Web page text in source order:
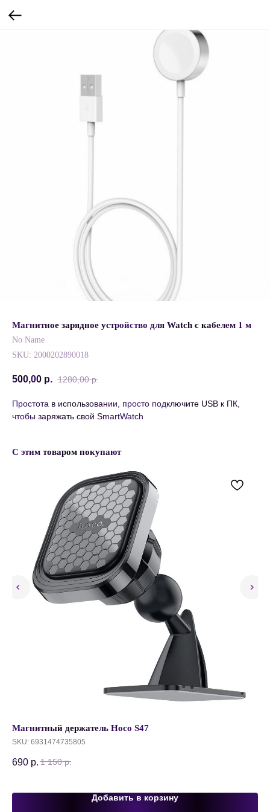
Магнитное зарядное устройство для Watch c кабелем 1 м
No Name
SKU: 2000202890018
500,00 р. 1280,00 р.
Простота в использовании, просто подключите USB к ПК,
чтобы заряжать свой SmartWatch
С этим товаром покупают
Магнитный держатель Hoco S47
SKU: 6931474735805
690 р. 1 150 р.
Добавить в корзину